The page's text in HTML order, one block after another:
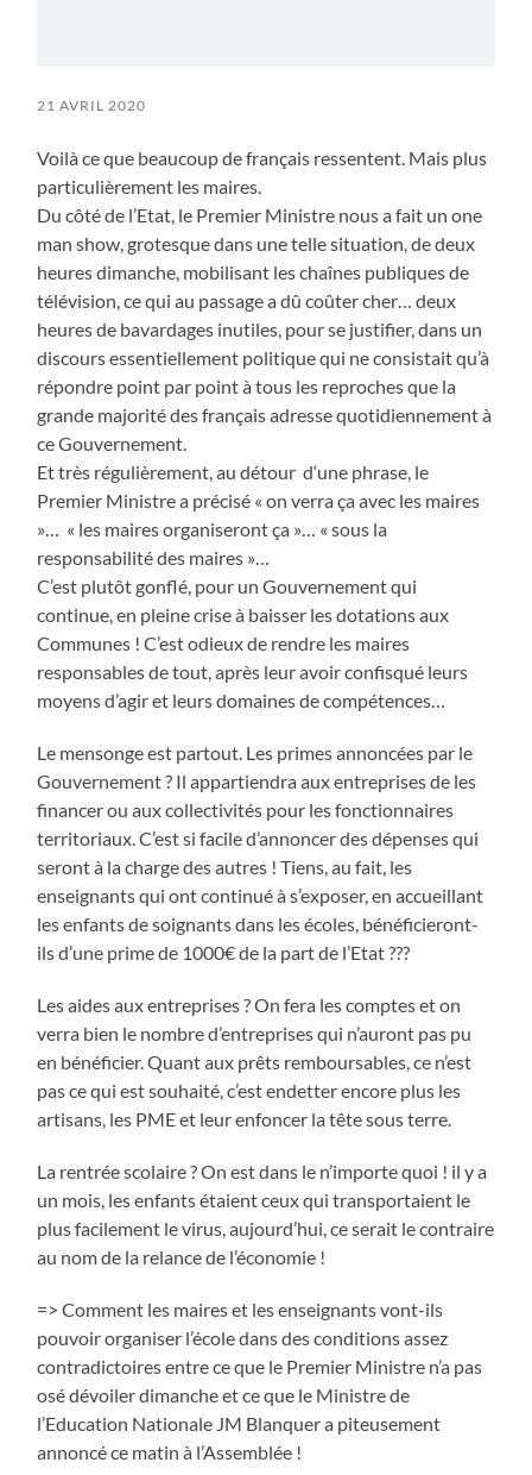
21 AVRIL 2020
Voilà ce que beaucoup de français ressentent. Mais plus
particulièrement les maires.
Du côté de l’Etat, le Premier Ministre nous a fait un one
man show, grotesque dans une telle situation, de deux
heures dimanche, mobilisant les chaînes publiques de
télévision, ce qui au passage a dû coûter cher… deux
heures de bavardages inutiles, pour se justifier, dans un
discours essentiellement politique qui ne consistait qu’à
répondre point par point à tous les reproches que la
grande majorité des français adresse quotidiennement à
ce Gouvernement.
Et très régulièrement, au détour d‘une phrase, le
Premier Ministre a précisé « on verra ça avec les maires
»… « les maires organiseront ça »… « sous la
responsabilité des maires »…
C’est plutôt gonflé, pour un Gouvernement qui
continue, en pleine crise à baisser les dotations aux
Communes ! C’est odieux de rendre les maires
responsables de tout, après leur avoir confisqué leurs
moyens d’agir et leurs domaines de compétences…
Le mensonge est partout. Les primes annoncées par le
Gouvernement ? Il appartiendra aux entreprises de les
financer ou aux collectivités pour les fonctionnaires
territoriaux. C’est si facile d’annoncer des dépenses qui
seront à la charge des autres ! Tiens, au fait, les
enseignants qui ont continué à s’exposer, en accueillant
les enfants de soignants dans les écoles, bénéficieront-
ils d’une prime de 1000€ de la part de l’Etat ???
Les aides aux entreprises ? On fera les comptes et on
verra bien le nombre d’entreprises qui n’auront pas pu
en bénéficier. Quant aux prêts remboursables, ce n’est
pas ce qui est souhaité, c’est endetter encore plus les
artisans, les PME et leur enfoncer la tête sous terre.
La rentrée scolaire ? On est dans le n’importe quoi ! il y a
un mois, les enfants étaient ceux qui transportaient le
plus facilement le virus, aujourd’hui, ce serait le contraire
au nom de la relance de l’économie !
=> Comment les maires et les enseignants vont-ils
pouvoir organiser l’école dans des conditions assez
contradictoires entre ce que le Premier Ministre n’a pas
osé dévoiler dimanche et ce que le Ministre de
l’Education Nationale JM Blanquer a piteusement
annoncé ce matin à l’Assemblée !